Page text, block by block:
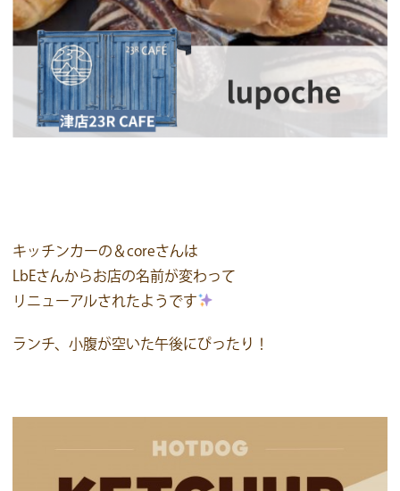
キッチンカーの＆coreさんは
LbEさんからお店の名前が変わって
リニューアルされたようです
ランチ、小腹が空いた午後にぴったり！